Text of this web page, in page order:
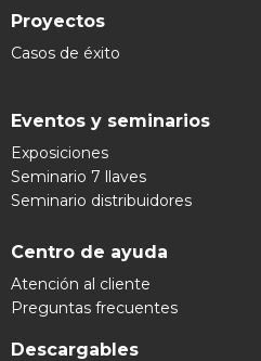
Proyectos
Casos de éxito
Eventos y seminarios
Exposiciones
Seminario 7 llaves
Seminario distribuidores
Centro de ayuda
Atención al cliente
Preguntas frecuentes
Descargables